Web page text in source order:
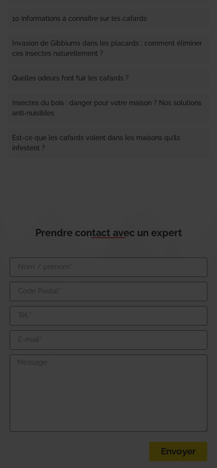
10 informations à connaître sur les cafards
Invasion de Gibbiums dans les placards : comment éliminer
ces insectes naturellement ?
Quelles odeurs font fuir les cafards ?
Insectes du bois : danger pour votre maison ? Nos solutions
anti-nuisibles
Est-ce que les cafards volent dans les maisons qu’ils
infestent ?
Prendre contact avec un expert
Envoyer